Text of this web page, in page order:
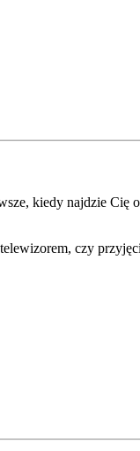
kiedy najdzie Cię
czy